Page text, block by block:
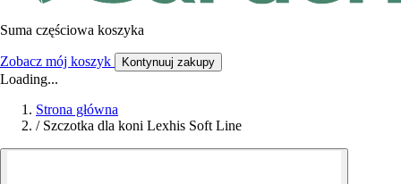
Suma częściowa koszyka
Zobacz mój koszyk Kontynuuj zakupy
Loading...
Strona główna
/ Szczotka dla koni Lexhis Soft Line